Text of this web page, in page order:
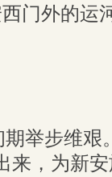
门外的运
举步维艰
来，为新